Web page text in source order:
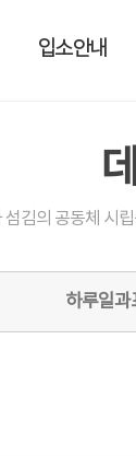
입소안내
섬김의 공동체 시
하루일과